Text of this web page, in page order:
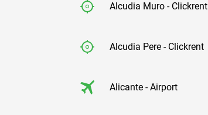
Alcudia Muro - Clickrent
Alcudia Pere - Clickrent
Alicante - Airport